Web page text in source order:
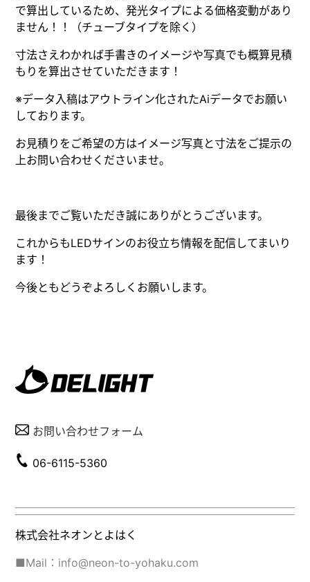
で算出しているため、発光タイプによる価格変動があり
ません！！（チューブタイプを除く）
寸法さえわかれば手書きのイメージや写真でも概算見積
もりを算出させていただきます！
※データ入稿はアウトライン化されたAiデータでお願い
しております。
お見積りをご希望の方はイメージ写真と寸法をご提示の
上お問い合わせくださいませ。
最後までご覧いただき誠にありがとうございます。
これからもLEDサインのお役立ち情報を配信してまいり
ます！
今後ともどうぞよろしくお願いします。
お問い合わせフォーム
06-6115-5360
株式会社ネオンとよはく
■Mail：info@neon-to-yohaku.com